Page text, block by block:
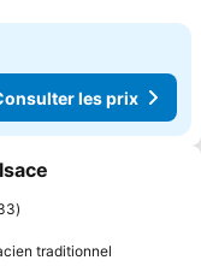
les prix
favoris
traditionnel